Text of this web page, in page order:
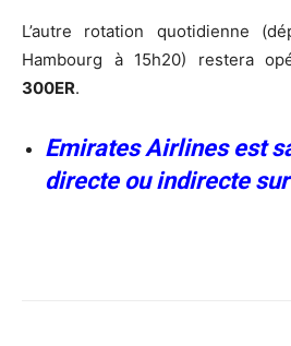
L’autre rotation quotidienne
Hambourg à 15h20) restera
300ER.
Emirates Airlines est
directe ou indirecte